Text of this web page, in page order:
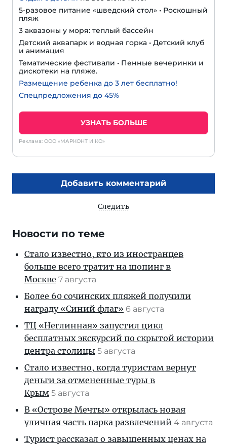
5-разовое питание «шведский стол» • Роскошный
пляж
3 аквазоны у моря: теплый бассейн
Детский аквапарк и водная горка • Детский клуб
и анимация
Тематические фестивали • Пенные вечеринки и
дискотеки на пляже.
Размещение ребенка до 3 лет бесплатно!
Спецпредложения до 45%
УЗНАТЬ БОЛЬШЕ
Реклама: ООО «МАРКОНТ И КО»
Добавить комментарий
Следить
Новости по теме
Стало известно, кто из иностранцев
больше всего тратит на шопинг в
Москве 7 августа
Более 60 сочинских пляжей получили
награду «Синий флаг» 6 августа
ТЦ «Неглинная» запустил цикл
бесплатных экскурсий по скрытой истории
центра столицы 5 августа
Стало известно, когда туристам вернут
деньги за отмененные туры в
Крым 5 августа
В «Острове Мечты» открылась новая
уличная часть парка развлечений 4 августа
Турист рассказал о завышенных ценах на